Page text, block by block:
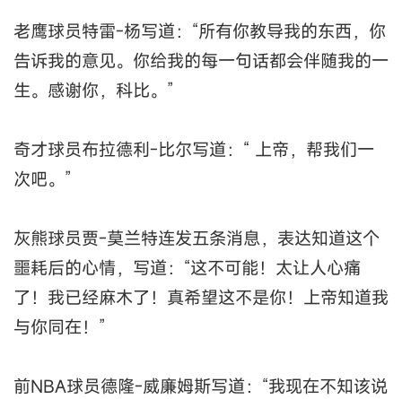
老鹰球员特雷-杨写道：“所有你教导我的东西，你
告诉我的意见。你给我的每一句话都会伴随我的一
生。感谢你，科比。”
奇才球员布拉德利-比尔写道：“ 上帝，帮我们一
次吧。”
灰熊球员贾-莫兰特连发五条消息，表达知道这个
噩耗后的心情，写道：“这不可能！太让人心痛
了！我已经麻木了！真希望这不是你！上帝知道我
与你同在！”
前NBA球员德隆-威廉姆斯写道：“我现在不知该说